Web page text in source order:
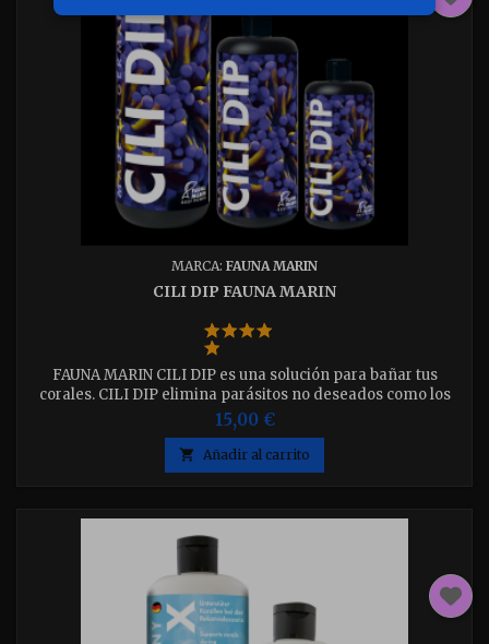
MARCA: FAUNA MARIN
CILI DIP FAUNA MARIN
FAUNA MARIN CILI DIP es una solución para bañar tus
corales. CILI DIP elimina parásitos no deseados como los
ciliados (organismos unicelulares con estructuras similares
a las pestañas), bacterias y algas, sin dañar los delicados
tejidos de los corales. En caso de una infección RTN/STN, el
baño también puede utilizarse para limpiar lesiones en los...
15,00 €
 Añadir al carrito